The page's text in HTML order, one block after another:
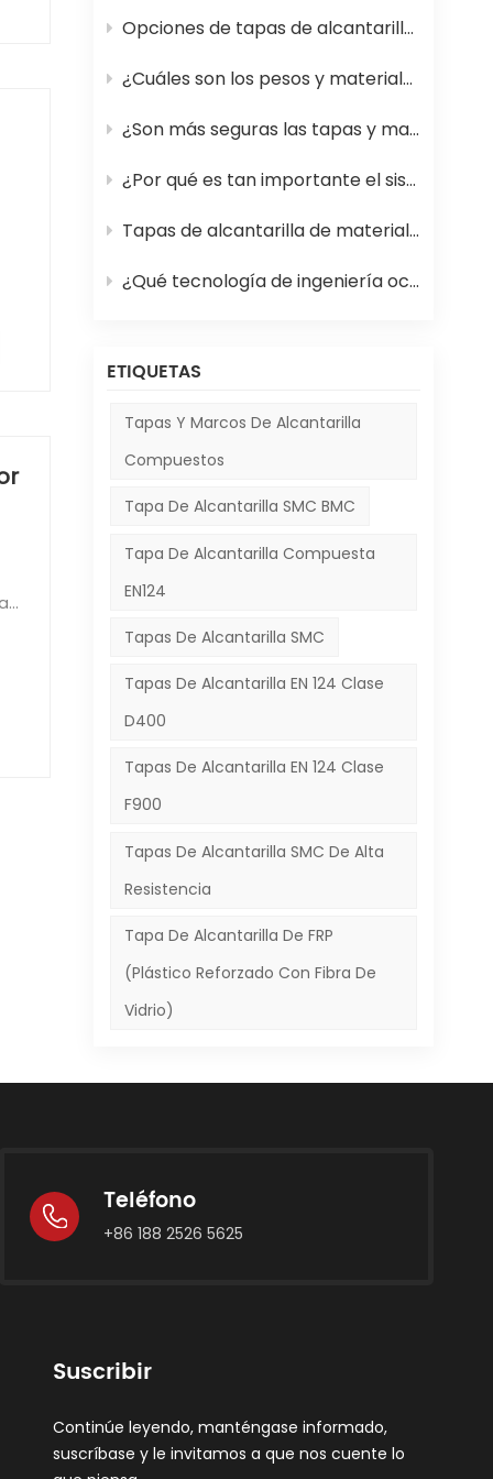
Opciones de tapas de alcantarilla de PRFV (plástico reforzado con fibra de vidrio) para calles más seguras
¿Cuáles son los pesos y materiales estándar para las tapas de alcantarilla en 2026?
¿Son más seguras las tapas y marcos de alcantarilla de material compuesto que los de hierro?
¿Por qué es tan importante el sistema de rejillas para alcantarillas en las carreteras?
Tapas de alcantarilla de material compuesto frente a tapas tradicionales: ventajas y desventajas
¿Qué tecnología de ingeniería oculta permite que las tapas de las alcantarillas de las pistas de los aeropuertos sobrevivan a los aterrizajes comerciales?
ETIQUETAS
Tapas Y Marcos De Alcantarilla
Compuestos
Tapa De Alcantarilla SMC BMC
Tapa De Alcantarilla Compuesta
EN124
Tapas De Alcantarilla SMC
Tapas De Alcantarilla EN 124 Clase
D400
Tapas De Alcantarilla EN 124 Clase
F900
Tapas De Alcantarilla SMC De Alta
Resistencia
Tapa De Alcantarilla De FRP
(plástico Reforzado Con Fibra De
Vidrio)
Teléfono
+86 188 2526 5625
Suscribir
Continúe leyendo, manténgase informado,
suscríbase y le invitamos a que nos cuente lo